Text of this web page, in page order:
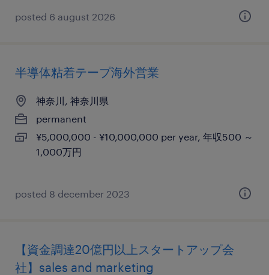
posted 6 august 2026
半導体粘着テープ海外営業
神奈川, 神奈川県
permanent
¥5,000,000 - ¥10,000,000 per year, 年収500 ～
1,000万円
posted 8 december 2023
【資金調達20億円以上スタートアップ会
社】sales and marketing